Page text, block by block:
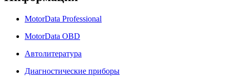
MotorData Professional
MotorData OBD
Автолитература
Диагностические приборы